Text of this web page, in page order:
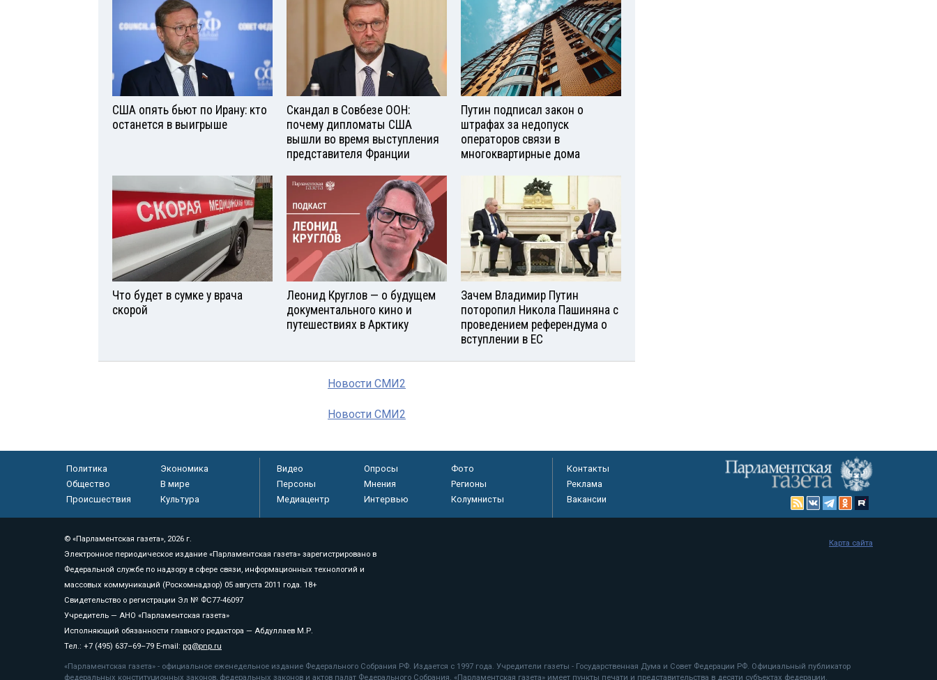
США опять бьют по Ирану: кто
останется в выигрыше
Скандал в Совбезе ООН:
почему дипломаты США
вышли во время выступления
представителя Франции
Путин подписал закон о
штрафах за недопуск
операторов связи в
многоквартирные дома
Что будет в сумке у врача
скорой
Леонид Круглов — о будущем
документального кино и
путешествиях в Арктику
Зачем Владимир Путин
поторопил Никола Пашиняна с
проведением референдума о
вступлении в ЕС
Новости СМИ2
Новости СМИ2
Политика
Экономика
Общество
В мире
Происшествия
Культура
Видео Опросы
Фото
Персоны
Мнения
Регионы
Медиацентр
Интервью Колумнисты
Контакты
Реклама
Вакансии
© «Парламентская газета», 2026 г.
Электронное периодическое издание «Парламентская газета» зарегистрировано в
Федеральной службе по надзору в сфере связи, информационных технологий и
массовых коммуникаций (Роскомнадзор) 05 августа 2011 года. 18+
Свидетельство о регистрации Эл № ФС77-46097
Учредитель — АНО «Парламентская газета»
Исполняющий обязанности главного редактора — Абдуллаев М.Р.
Тел.: +7 (495) 637–69–79 E-mail: pg@pnp.ru
«Парламентская газета» - официальное еженедельное издание Федерального Собрания РФ. Издается с 1997 года. Учредители газеты - Государственная Дума и Совет Федерации РФ. Официальный публикатор
федеральных конституционных законов, федеральных законов и актов палат Федерального Собрания. «Парламентская газета» имеет пункты печати и представительства в десяти субъектах федерации.
Карта сайта